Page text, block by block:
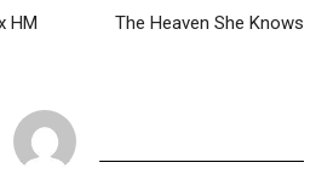
HM The Heaven She Knows